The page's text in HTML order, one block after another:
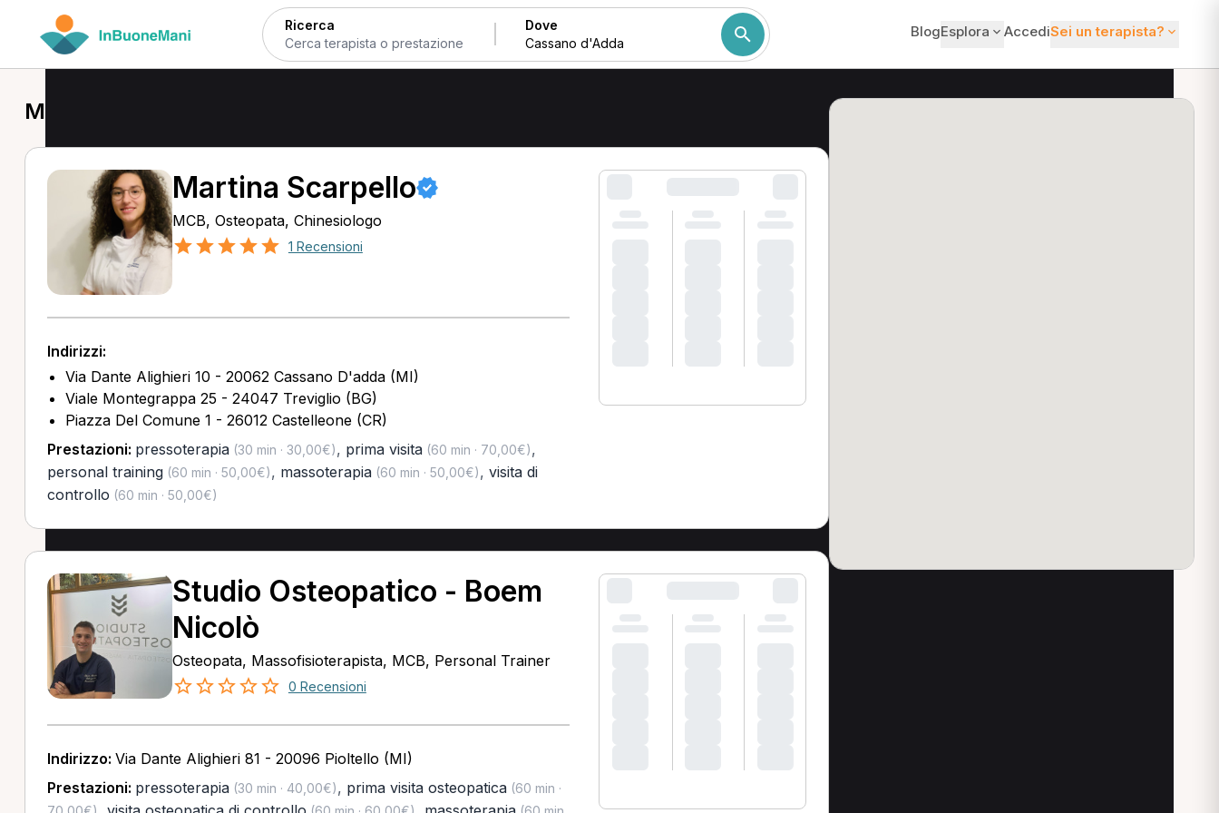
Ricerca Dove BlogEsplora AccediSei un terapista?
MCB a Cassano d'Adda
Martina Scarpello
MCB, Osteopata, Chinesiologo
1 Recensioni
Indirizzi:
Via Dante Alighieri 10 - 20062 Cassano D'adda (MI)
Viale Montegrappa 25 - 24047 Treviglio (BG)
Piazza Del Comune 1 - 26012 Castelleone (CR)
Prestazioni: pressoterapia(30 min · 30,00€), prima visita(60 min · 70,00€),
personal training(60 min · 50,00€), massoterapia(60 min · 50,00€), visita di
controllo (60 min · 50,00€)
Studio Osteopatico - Boem
Nicolò
Osteopata, Massofisioterapista, MCB, Personal Trainer
0 Recensioni
Indirizzo: Via Dante Alighieri 81 - 20096 Pioltello (MI)
Prestazioni: pressoterapia(30 min · 40,00€), prima visita osteopatica(60 min ·